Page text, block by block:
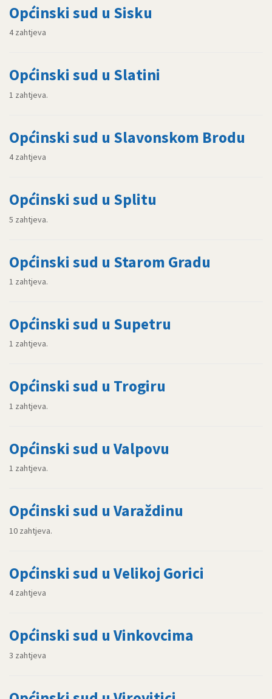
Općinski sud u Sisku
4 zahtjeva
Općinski sud u Slatini
1 zahtjeva.
Općinski sud u Slavonskom Brodu
4 zahtjeva
Općinski sud u Splitu
5 zahtjeva.
Općinski sud u Starom Gradu
1 zahtjeva.
Općinski sud u Supetru
1 zahtjeva.
Općinski sud u Trogiru
1 zahtjeva.
Općinski sud u Valpovu
1 zahtjeva.
Općinski sud u Varaždinu
10 zahtjeva.
Općinski sud u Velikoj Gorici
4 zahtjeva
Općinski sud u Vinkovcima
3 zahtjeva